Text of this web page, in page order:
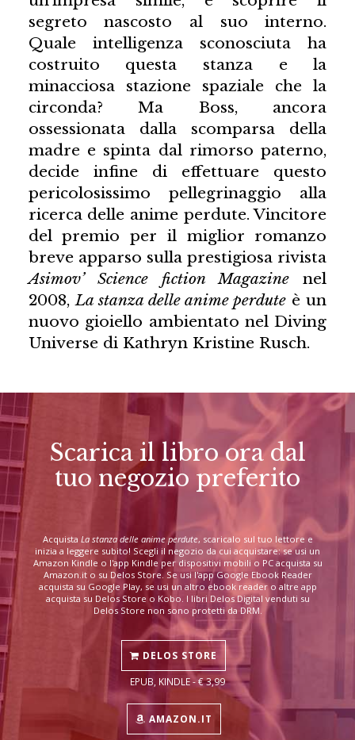
segreto nascosto al suo interno.
Quale intelligenza sconosciuta ha
costruito questa stanza e la
minacciosa stazione spaziale che la
circonda? Ma Boss, ancora
ossessionata dalla scomparsa della
madre e spinta dal rimorso paterno,
decide infine di effettuare questo
pericolosissimo pellegrinaggio alla
ricerca delle anime perdute. Vincitore
del premio per il miglior romanzo
breve apparso sulla prestigiosa rivista
Asimov’ Science fiction Magazinenel
2008,La stanza delle anime perdute è un
nuovo gioiello ambientato nel Diving
Universe di Kathryn Kristine Rusch.
Scarica il libro ora dal
tuo negozio preferito
Acquista La stanza delle anime perdute, scaricalo sul tuo lettore e
inizia a leggere subito! Scegli il negozio da cui acquistare: se usi un
Amazon Kindle o l'app Kindle per dispositivi mobili o PC acquista su
Amazon.it o su Delos Store. Se usi l'app Google Ebook Reader
acquista su Google Play, se usi un altro ebook reader o altre app
acquista su Delos Store o Kobo. I libri Delos Digital venduti su
Delos Store non sono protetti da DRM.
DELOS STORE
EPUB, KINDLE - € 3,99
AMAZON.IT